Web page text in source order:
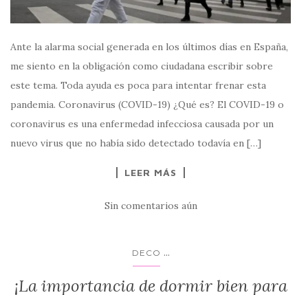
Ante la alarma social generada en los últimos días en España,
me siento en la obligación como ciudadana escribir sobre
este tema. Toda ayuda es poca para intentar frenar esta
pandemia. Coronavirus (COVID-19) ¿Qué es? El COVID-19 o
coronavirus es una enfermedad infecciosa causada por un
nuevo virus que no había sido detectado todavía en […]
LEER MÁS
Sin comentarios aún
DECO ...
¡La importancia de dormir bien para